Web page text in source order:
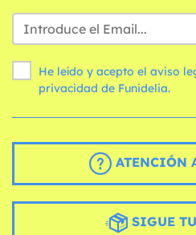
He leído y acepto el aviso
privacidad de Funidelia.
ATENCIÓN
SIGUE